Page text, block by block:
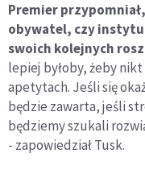
Premier
obywatel, czy
swoich kolejnych
lepiej byłoby, żeby
apetytach. Jeśli się
będzie zawarta, jeśli
będziemy szukali
- zapowiedział Tusk.